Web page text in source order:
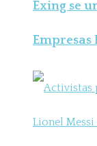
Exing se
Empresas